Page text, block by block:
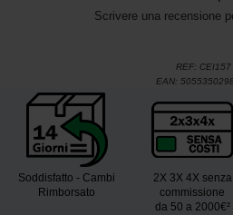
Scrivere una recensione
REF: CEI157
EAN:
Soddisfatto - Cambi
Rimborsato
2X 3X 4X senza
commissione
da 50 a 2000€²